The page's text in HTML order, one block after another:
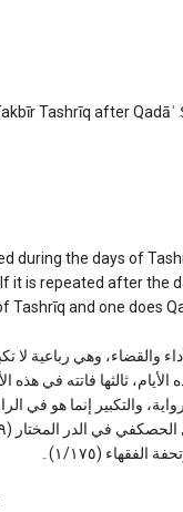
Tashrīq after Qadāʾ
during the days of
it is repeated after the
Tashrīq and one does
الأداء والقضاء، وهي رباعية
ثالثها فاتته في هذه
والتكبير إنما هو في